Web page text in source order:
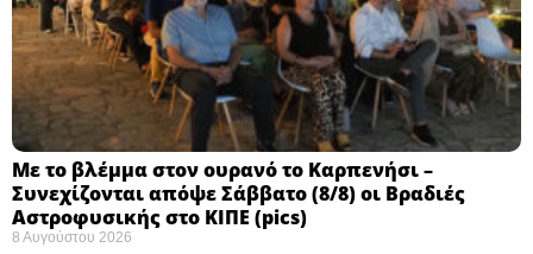
Με το βλέμμα στον ουρανό το Καρπενήσι –
Συνεχίζονται απόψε Σάββατο (8/8) οι Βραδιές
Αστροφυσικής στο ΚΙΠΕ (pics)
8 Αυγούστου 2026